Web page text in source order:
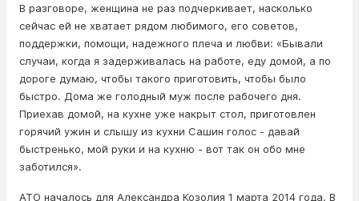
В разговоре, женщина не раз подчеркивает, насколько
сейчас ей не хватает рядом любимого, его советов,
поддержки, помощи, надежного плеча и любви: «Бывали
случаи, когда я задерживалась на работе, еду домой, а по
дороге думаю, чтобы такого приготовить, чтобы было
быстро. Дома же голодный муж после рабочего дня.
Приехав домой, на кухне уже накрыт стол, приготовлен
горячий ужин и слышу из кухни Сашин голос - давай
быстренько, мой руки и на кухню - вот так он обо мне
заботился».
АТО началось для Александра Козолия 1 марта 2014 года. В